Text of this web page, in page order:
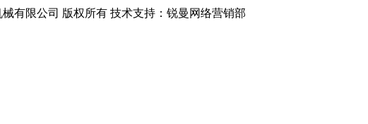
有限公司 版权所有 技术支持：锐曼网络营销部